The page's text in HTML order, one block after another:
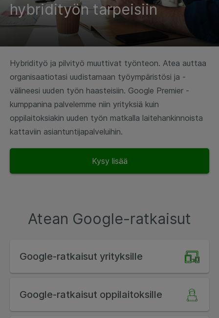
hybridityön tarpeisiin
Hybridityö ja pilvityö muuttivat työnteon. Atea auttaa
organisaatiotasi uudistamaan työympäristösi ja -
välineesi uuden työn haasteisiin. Google Premier -
kumppanina palvelemme niin yrityksiä kuin
oppilaitoksiakin uuden työn matkalla laitehankinnoista
kattaviin asiantuntijapalveluihin.
Kysy lisää
Atean Google-ratkaisut
Google-ratkaisut yrityksille
Google-ratkaisut oppilaitoksille